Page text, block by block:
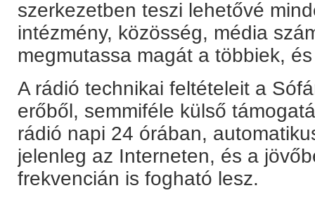
szerkezetben teszi lehetővé
intézmény, közösség, média
megmutassa magát a többiek,
A rádió technikai feltételeit a
erőből, semmiféle külső
rádió napi 24 órában,
jelenleg az Interneten, és a
frekvencián is fogható lesz.